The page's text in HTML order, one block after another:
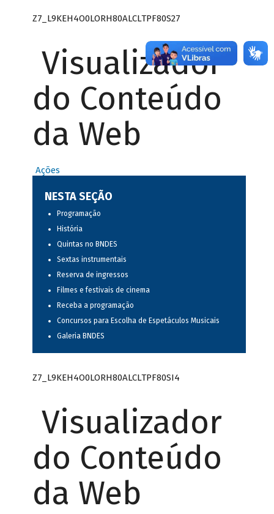
Z7_L9KEH4O0LORH80ALCLTPF80S27
Visualizador
do Conteúdo
da Web
Ações
NESTA SEÇÃO
Programação
História
Quintas no BNDES
Sextas instrumentais
Reserva de ingressos
Filmes e festivais de cinema
Receba a programação
Concursos para Escolha de Espetáculos Musicais
Galeria BNDES
Z7_L9KEH4O0LORH80ALCLTPF80SI4
Visualizador
do Conteúdo
da Web